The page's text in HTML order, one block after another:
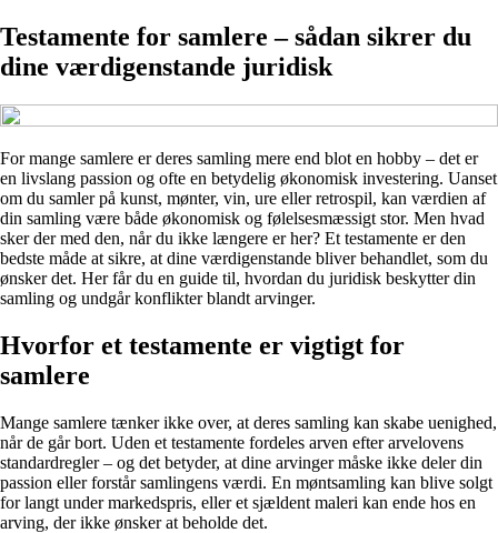
Testamente for samlere – sådan sikrer du
dine værdigenstande juridisk
For mange samlere er deres samling mere end blot en hobby – det er
en livslang passion og ofte en betydelig økonomisk investering. Uanset
om du samler på kunst, mønter, vin, ure eller retrospil, kan værdien af
din samling være både økonomisk og følelsesmæssigt stor. Men hvad
sker der med den, når du ikke længere er her? Et testamente er den
bedste måde at sikre, at dine værdigenstande bliver behandlet, som du
ønsker det. Her får du en guide til, hvordan du juridisk beskytter din
samling og undgår konflikter blandt arvinger.
Hvorfor et testamente er vigtigt for
samlere
Mange samlere tænker ikke over, at deres samling kan skabe uenighed,
når de går bort. Uden et testamente fordeles arven efter arvelovens
standardregler – og det betyder, at dine arvinger måske ikke deler din
passion eller forstår samlingens værdi. En møntsamling kan blive solgt
for langt under markedspris, eller et sjældent maleri kan ende hos en
arving, der ikke ønsker at beholde det.